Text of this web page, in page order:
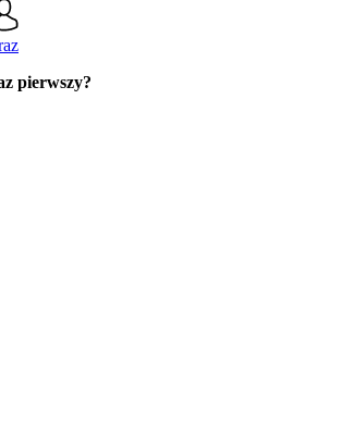
pierwszy?